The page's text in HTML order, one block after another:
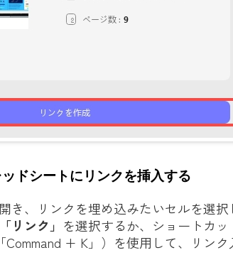
ドシートにリンクを挿入する
き、リンクを埋め込みたいセルを選択
「リンク」 を選択するか、ショートカッ
Command + K」）を使用して、リン